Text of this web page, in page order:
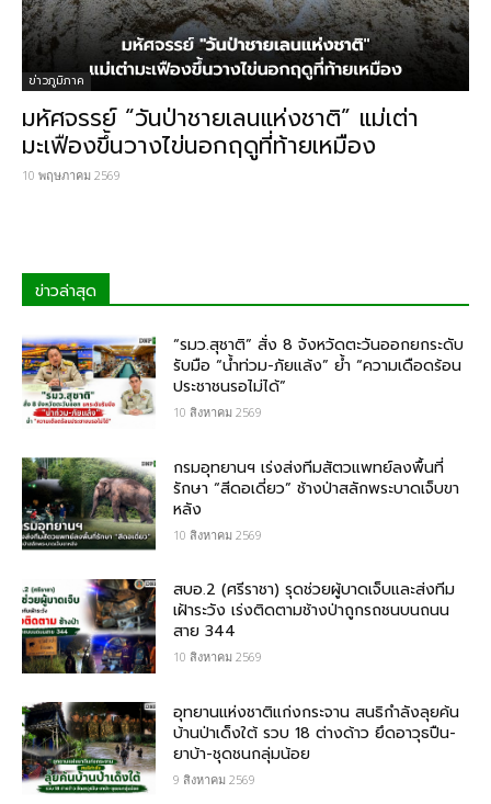
ข่าวภูมิภาค
มหัศจรรย์ “วันป่าชายเลนแห่งชาติ” แม่เต่า
มะเฟืองขึ้นวางไข่นอกฤดูที่ท้ายเหมือง
10 พฤษภาคม 2569
ข่าวล่าสุด
“รมว.สุชาติ” สั่ง 8 จังหวัดตะวันออกยกระดับ
รับมือ “น้ำท่วม-ภัยแล้ง” ย้ำ “ความเดือดร้อน
ประชาชนรอไม่ได้”
10 สิงหาคม 2569
กรมอุทยานฯ เร่งส่งทีมสัตวแพทย์ลงพื้นที่
รักษา “สีดอเดี่ยว” ช้างป่าสลักพระบาดเจ็บขา
หลัง
10 สิงหาคม 2569
สบอ.2 (ศรีราชา) รุดช่วยผู้บาดเจ็บและส่งทีม
เฝ้าระวัง เร่งติดตามช้างป่าถูกรถชนบนถนน
สาย 344
10 สิงหาคม 2569
อุทยานแห่งชาติแก่งกระจาน สนธิกำลังลุยค้น
บ้านป่าเด็งใต้ รวบ 18 ต่างด้าว ยึดอาวุธปืน-
ยาบ้า-ชุดชนกลุ่มน้อย
9 สิงหาคม 2569